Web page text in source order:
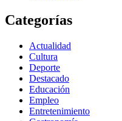
Categorías
Actualidad
Cultura
Deporte
Destacado
Educación
Empleo
Entretenimiento